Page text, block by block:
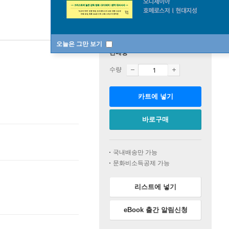
오늘은 그만 보기
판매중
수량
카트에 넣기
바로구매
국내배송만 가능
문화비소득공제 가능
리스트에 넣기
eBook 출간 알림신청